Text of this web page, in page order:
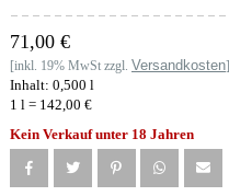
71,00 €
[inkl. 19% MwSt zzgl. Versandkosten]
Inhalt: 0,500 l
1 l = 142,00 €
Kein Verkauf unter 18 Jahren